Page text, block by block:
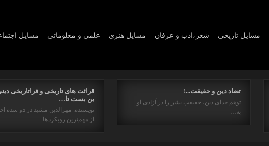
مسايل علمی و معلوماتی مسايل هنری شعر،ادب و عرفان مسایل تاریخی
قرائت های تاریخی و فراتاریخی
بن بست تا…
نویسنده: مهرالدین مشید در دو سده
از مهم‌ترین رویکردها…
تضاد دین و حقیقت...!
توهم خدای دین، حقیقتِ بشر را در آزادی او
به…